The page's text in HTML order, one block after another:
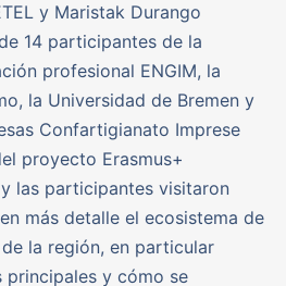
y Maristak Durango
14 participantes de la
profesional ENGIM, la
la Universidad de Bremen y
Confartigianato Imprese
proyecto Erasmus+
las participantes visitaron
más detalle el ecosistema de
la región, en particular
principales y cómo se